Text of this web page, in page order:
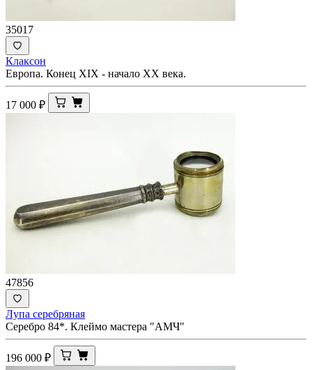
35017
Клаксон
Европа. Конец XIX - начало ХХ века.
17 000 ₽
47856
Лупа серебряная
Серебро 84*. Клеймо мастера "АМЧ"
196 000 ₽